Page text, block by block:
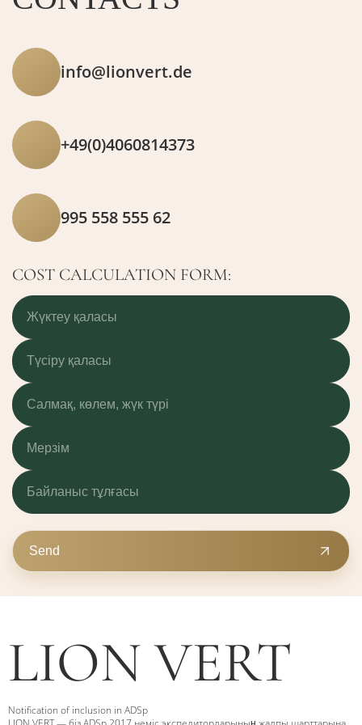
info@lionvert.de
+49(0)4060814373
995 558 555 62
COST CALCULATION FORM:
Send
LION VERT
Notification of inclusion in ADSp